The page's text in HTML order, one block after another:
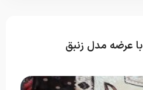
عرضه مدل زنبق